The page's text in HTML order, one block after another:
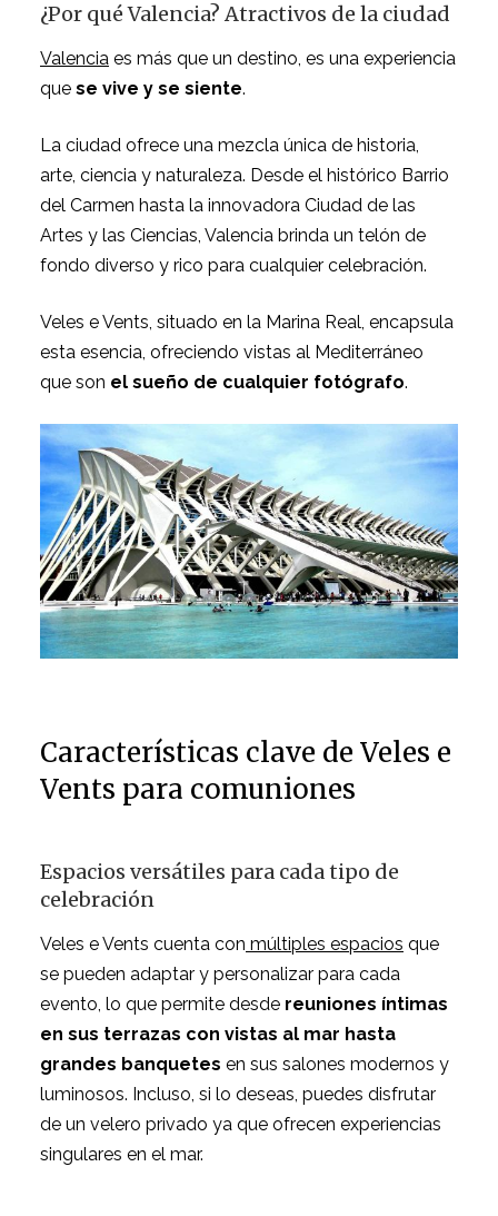
¿Por qué Valencia? Atractivos de la ciudad
Valencia es más que un destino, es una experiencia
que se vive y se siente.
La ciudad ofrece una mezcla única de historia,
arte, ciencia y naturaleza. Desde el histórico Barrio
del Carmen hasta la innovadora Ciudad de las
Artes y las Ciencias, Valencia brinda un telón de
fondo diverso y rico para cualquier celebración.
Veles e Vents, situado en la Marina Real, encapsula
esta esencia, ofreciendo vistas al Mediterráneo
que son el sueño de cualquier fotógrafo.
Características clave de Veles e
Vents para comuniones
Espacios versátiles para cada tipo de
celebración
Veles e Vents cuenta con múltiples espacios que
se pueden adaptar y personalizar para cada
evento, lo que permite desde reuniones íntimas
en sus terrazas con vistas al mar hasta
grandes banquetes en sus salones modernos y
luminosos. Incluso, si lo deseas, puedes disfrutar
de un velero privado ya que ofrecen experiencias
singulares en el mar.